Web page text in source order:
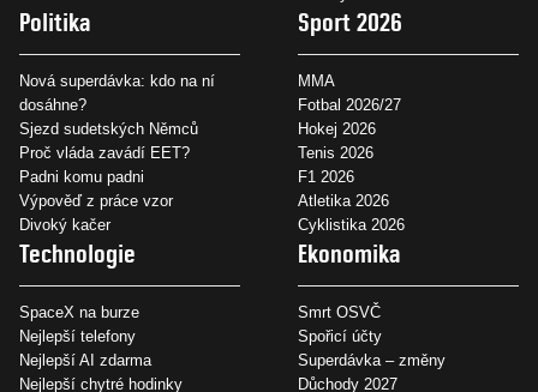
Politika
Nová superdávka: kdo na ní
dosáhne?
Sjezd sudetských Němců
Proč vláda zavádí EET?
Padni komu padni
Výpověď z práce vzor
Divoký kačer
Sport 2026
MMA
Fotbal 2026/27
Hokej 2026
Tenis 2026
F1 2026
Atletika 2026
Cyklistika 2026
Technologie
SpaceX na burze
Nejlepší telefony
Nejlepší AI zdarma
Nejlepší chytré hodinky
Ekonomika
Smrt OSVČ
Spořicí účty
Superdávka – změny
Důchody 2027